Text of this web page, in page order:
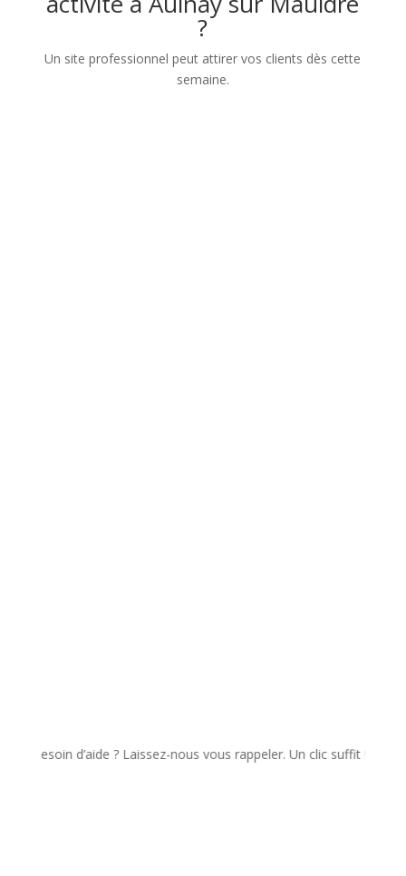
?
Un site professionnel peut attirer vos clients dès cette
semaine.
d’aide ? Laissez-nous vous rappeler. Un clic suffit !